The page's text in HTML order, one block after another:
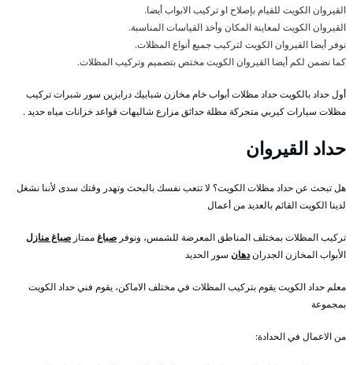
القيروان الكويت للقيام بإصلاح او تركيب الابواب أيضا.
القيروان الكويت لمعاينة المكان وأخذ القياسات المناسبة.
نوفر أيضا القيروان الكويت لتركيب جميع أنواع المظلات.
كما نضمن لكم أيضا القيروان الكويت مختص بتصميم وتركيب المظلات.
أول حداد بالكويت حداد مظلات أبواب خام مخازن شبابيك درابزين سور شبرات تركيب
مظلات سيارات كيربي متحركة مظلة حدائق مزارع شاليهات قواعد خزانات مياه حديد .
حداد القيروان
هل تبحث عن حداد مظلات الكويت؟ لا تتعب نفسك بالبحث وتهدر وقتك سدى لأننا نشغل
لدينا الكويت القائم بالعديد من أعمال
تركيب المظلات بمختلف المناطق المعرضة للشمس، ونوفر صباغممتاز صباغ منازل
الأبواب المخازن الجدراندهان سور الحديد
معلم حداد الكويت يقوم بتركيب المظلات في مختلف الاماكن، يقوم فني حداد الكويت
بمجموعة
من الاعمال في الحدادة: